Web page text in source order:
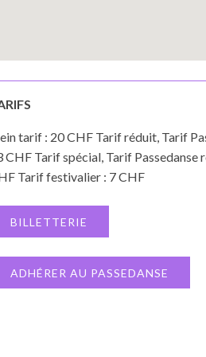
tarif : 20 CHF Tarif réduit, Tarif
CHF Tarif spécial, Tarif Passedanse
Tarif festivalier : 7 CHF
BILLETTERIE
ADHÉRER AU PASSEDANSE